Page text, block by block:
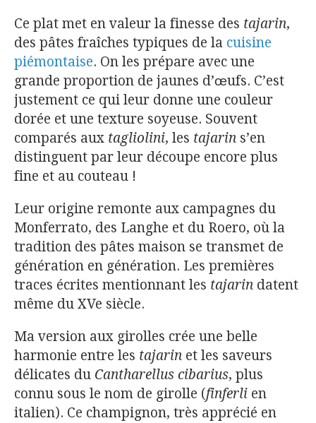
Ce plat met en valeur la finesse des tajarin,
des pâtes fraîches typiques de la cuisine
piémontaise. On les prépare avec une
grande proportion de jaunes d’œufs. C’est
justement ce qui leur donne une couleur
dorée et une texture soyeuse. Souvent
comparés aux tagliolini, les tajarin s’en
distinguent par leur découpe encore plus
fine et au couteau !
Leur origine remonte aux campagnes du
Monferrato, des Langhe et du Roero, où la
tradition des pâtes maison se transmet de
génération en génération. Les premières
traces écrites mentionnant les tajarin datent
même du XVe siècle.
Ma version aux girolles crée une belle
harmonie entre les tajarin et les saveurs
délicates du Cantharellus cibarius, plus
connu sous le nom de girolle (finferli en
italien). Ce champignon, très apprécié en